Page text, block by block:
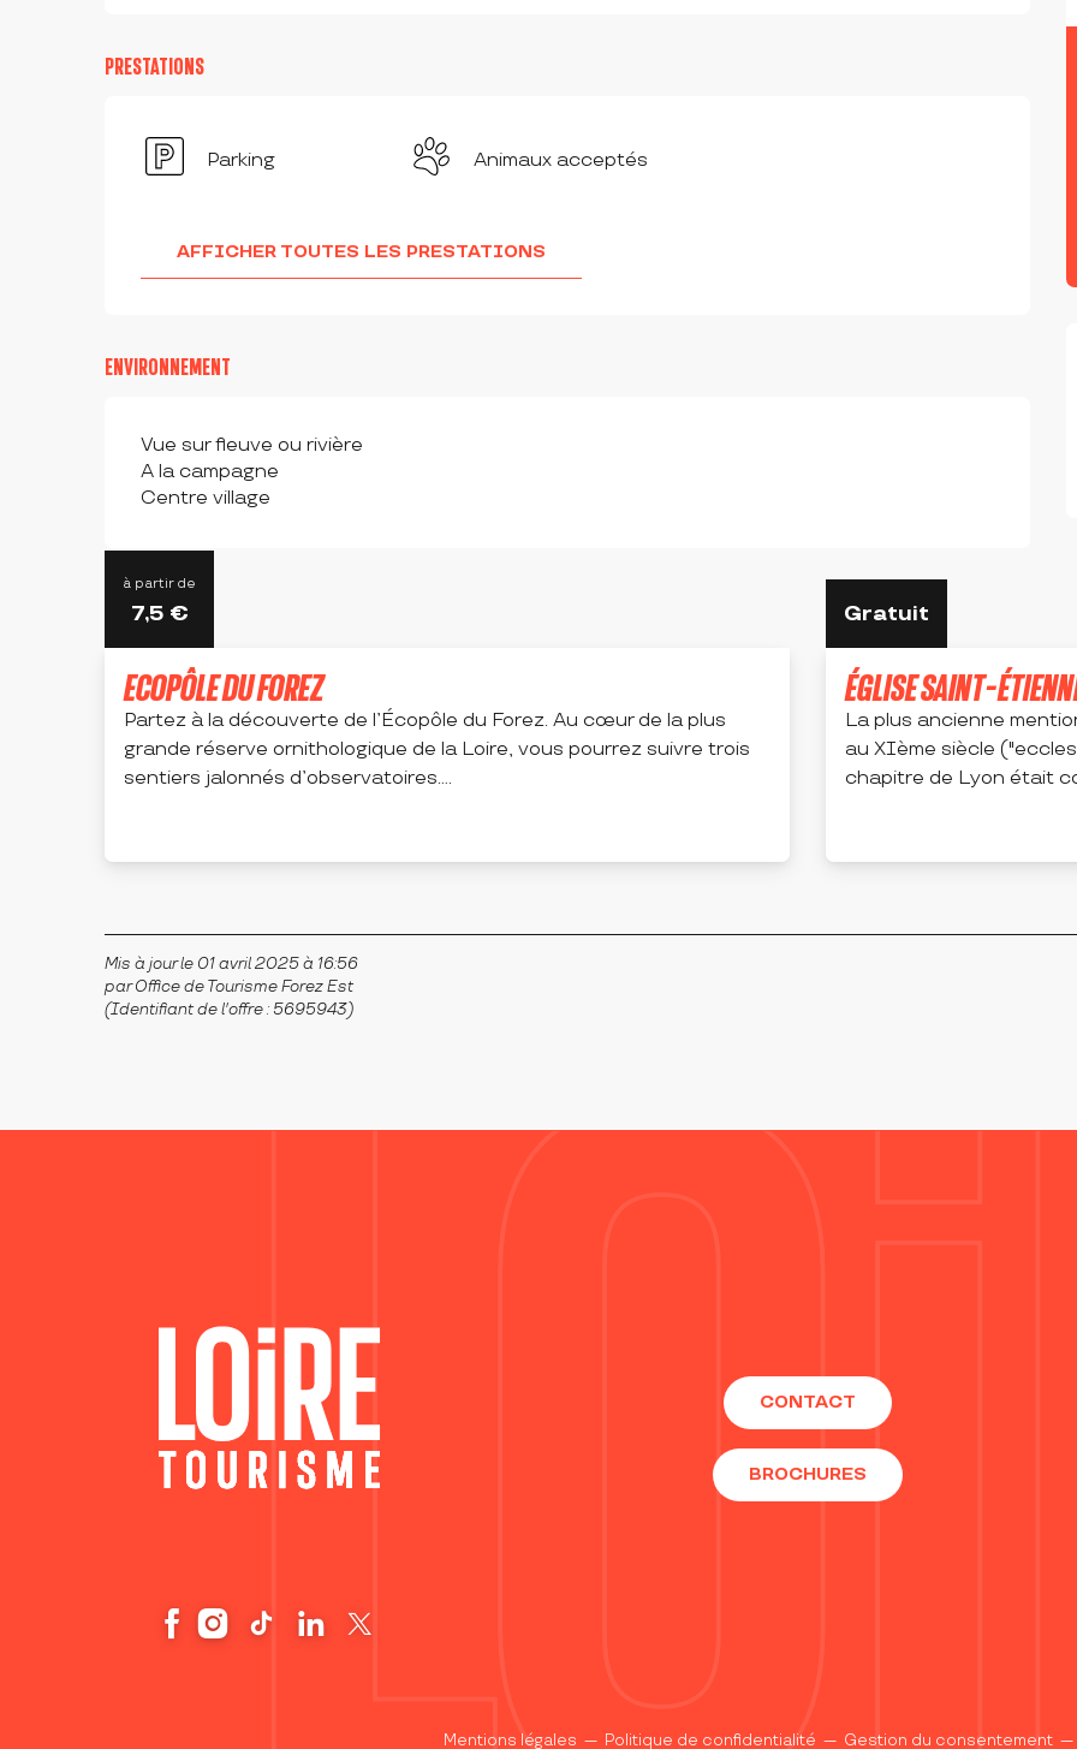
PRESTATIONS
Parking Animaux acceptés
AFFICHER TOUTES LES PRESTATIONS
ENVIRONNEMENT
Vue sur fleuve ou rivière
A la campagne
Centre village
SUR PLACE
à partir de
7,5 €
ECOPÔLE DU FOREZ
Partez à la découverte de l’Écopôle du Forez. Au cœur de la plus
grande réserve ornithologique de la Loire, vous pourrez suivre trois
sentiers jalonnés d’observatoires....
Gratuit
ÉGLISE SAINT-
La plus ancienne
au XIème siècle
chapitre de Lyon était
Mis à jour le 01 avril 2025 à 16:56
par Office de Tourisme Forez Est
(Identifiant de l'offre : 5695943)
CONTACT
BROCHURES
Mentions légales — Politique de confidentialité — Gestion du consentement —